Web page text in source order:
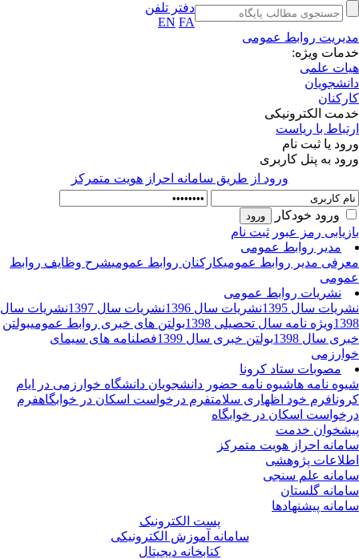
دفتر تلفن
EN FA
روابط عمومی
ویژه:
علمی
الکترونیکی
با ریاست
یا ثبت نام
به پنل کاربری
ورود از طريق سامانه احراز هويت متمركز
ورود خودکار
رمز عبور ثبت نام
مدیر روابط عمومی
مدیر روابط عمومیکارکنان روابط عمومیشرح وظایف روابط
نشریات روابط عمومی
سال 1395
نشریات سال 1396 نشریات سال 1397
نشریات سال
ویژه نامه سال تحصیلی 1398 بولتن های خبری روابط عمومیبولتن
سال 1398
بولتن خبری سال 1399
فصلنامه های سیمای
مصوبات ستاد کرونا
نامه هاشیوه نامه حضور دانشجویان دانشگاه خوارزمی در ایام
فرم خود اظهاری سلامتفرم درخواست اسکان در خوابگاهفرم
اسکان در خوابگاه
خدمت
احراز هویت متمرکز
پژوهشی
علم سنجی
گلستان
پیشنهادها
پست الکترونیک
سامانه آموزش الکترونیکی
کتابخانه دیجیتال